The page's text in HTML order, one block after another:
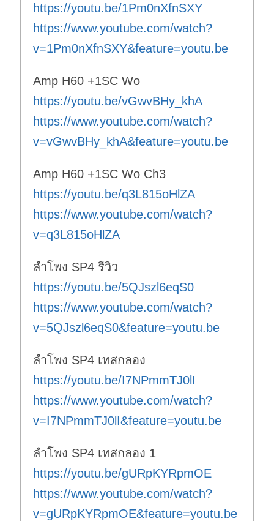
https://youtu.be/1Pm0nXfnSXY
https://www.youtube.com/watch?
v=1Pm0nXfnSXY&feature=youtu.be
Amp H60 +1SC Wo
https://youtu.be/vGwvBHy_khA
https://www.youtube.com/watch?
v=vGwvBHy_khA&feature=youtu.be
Amp H60 +1SC Wo Ch3
https://youtu.be/q3L815oHlZA
https://www.youtube.com/watch?
v=q3L815oHlZA
ลำโพง SP4 รีวิว
https://youtu.be/5QJszl6eqS0
https://www.youtube.com/watch?
v=5QJszl6eqS0&feature=youtu.be
ลำโพง SP4 เทสกลอง
https://youtu.be/I7NPmmTJ0lI
https://www.youtube.com/watch?
v=I7NPmmTJ0lI&feature=youtu.be
ลำโพง SP4 เทสกลอง 1
https://youtu.be/gURpKYRpmOE
https://www.youtube.com/watch?
v=gURpKYRpmOE&feature=youtu.be